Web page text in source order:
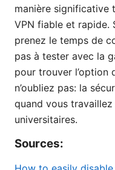
manière significative
VPN fiable et rapide.
prenez le temps de
pas à tester avec la
pour trouver l’option
n’oubliez pas: la
quand vous
universitaires.
Sources: